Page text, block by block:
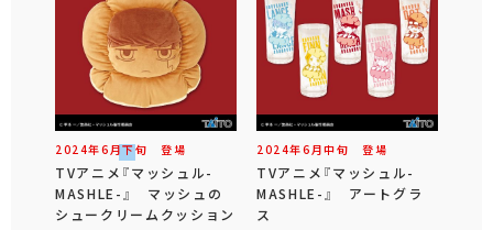
2024年6 月下旬 登場
TVアニメ『マッシュル-
MASHLE-』 マッシュの
シュークリームクッション
2024年6 月中旬 登場
TVアニメ『マッシュル-
MASHLE-』 アートグラ
ス